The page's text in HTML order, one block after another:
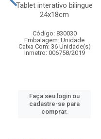
Tablet interativo bilingue
24x18cm
Código: 830030
Embalagem: Unidade
Caixa Com: 36 Unidade(s)
Inmetro: 006758/2019
Faça seu login ou
cadastre-se para
comprar.